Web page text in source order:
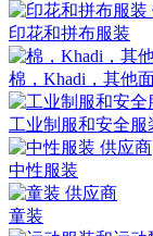
印花和拼布服装
棉，Khadi，其他
工业制服和安全服
中性服装
童装